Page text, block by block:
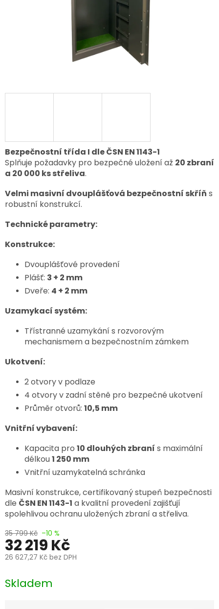
35 799 Kč –10 %
32 219 Kč
26 627,27 Kč bez DPH
cena:
Skladem
Bezpečnostní třída I dle ČSN EN 1143-1
Splňuje požadavky pro bezpečné uložení až 20 zbraní
a 20 000 ks střeliva.
Velmi masivní dvouplášťová bezpečnostní skříň s
robustní konstrukcí.
Technické parametry:
Konstrukce:
Dvouplášťové provedení
Plášť: 3 + 2 mm
Dveře: 4 + 2 mm
Uzamykací systém:
Třístranné uzamykání s rozvorovým
mechanismem a bezpečnostním zámkem
Ukotvení:
2 otvory v podlaze
4 otvory v zadní stěně pro bezpečné ukotvení
Průměr otvorů: 10,5 mm
Vnitřní vybavení:
Kapacita pro 10 dlouhých zbraní s maximální
délkou1 250 mm
Vnitřní uzamykatelná schránka
Masivní konstrukce, certifikovaný stupeň bezpečnosti
dle ČSN EN 1143-1 a kvalitní provedení zajišťují
spolehlivou ochranu uložených zbraní a střeliva.